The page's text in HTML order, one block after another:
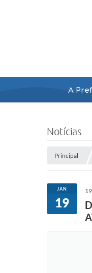
A
Notícias
Principal
JAN
19